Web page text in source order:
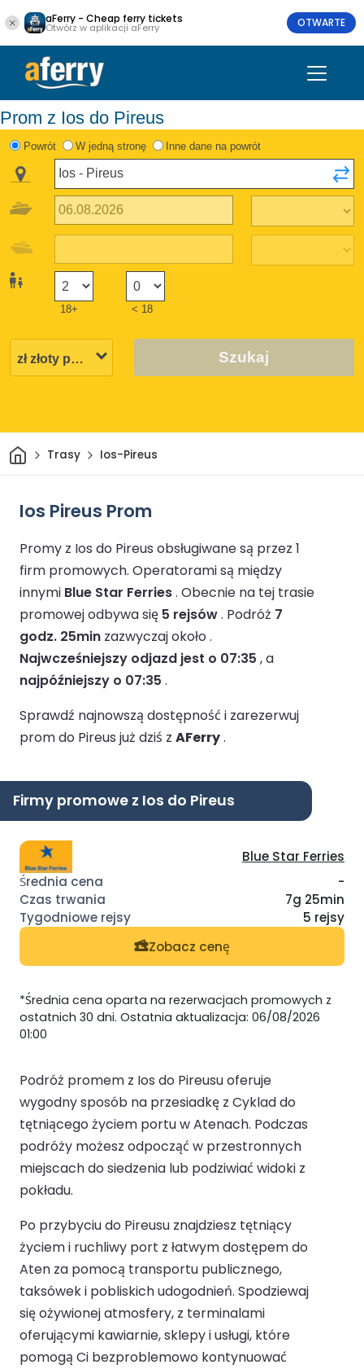
aFerry - Cheap ferry tickets
Otwórz w aplikacji aFerry OTWARTE
Prom z Ios do Pireus
Powrót W jedną stronę Inne dane na powrót
18+ < 18
Szukaj
DomTrasy Ios-Pireus
Ios Pireus Prom
Promy z Ios do Pireus obsługiwane są przez 1
firm promowych. Operatorami są między
innymi Blue Star Ferries. Obecnie na tej trasie
promowej odbywa się 5 rejsów. Podróż 7
godz. 25min zazwyczaj około .
Najwcześniejszy odjazd jest o 07:35 , a
najpóźniejszy o 07:35 .
Sprawdź najnowszą dostępność i zarezerwuj
prom do Pireus już dziś z AFerry.
Firmy promowe z Ios do Pireus
Blue Star Ferries
-
7g 25min
5 rejsy
Zobacz cenę
*Średnia cena oparta na rezerwacjach promowych z
ostatnich 30 dni. Ostatnia aktualizacja: 06/08/2026
01:00
Podróż promem z Ios do Pireusu oferuje
wygodny sposób na przesiadkę z Cyklad do
tętniącego życiem portu w Atenach. Podczas
podróży możesz odpocząć w przestronnych
miejscach do siedzenia lub podziwiać widoki z
pokładu.
Po przybyciu do Pireusu znajdziesz tętniący
życiem i ruchliwy port z łatwym dostępem do
Aten za pomocą transportu publicznego,
taksówek i pobliskich udogodnień. Spodziewaj
się ożywionej atmosfery, z terminalami
oferującymi kawiarnie, sklepy i usługi, które
pomogą Ci bezproblemowo kontynuować